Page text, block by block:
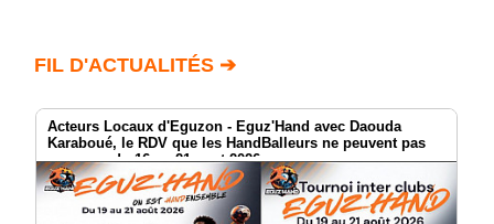
Gazette
Vidéos
FIL D'ACTUALITÉS ➔
Acteurs Locaux d'Eguzon - Eguz'Hand avec Daouda
Karaboué, le RDV que les HandBalleurs ne peuvent pas
manquer du 16 au 21 aout 2026